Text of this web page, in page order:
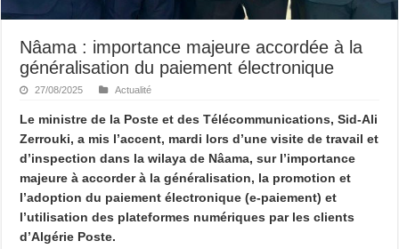
Nâama : importance majeure accordée à la
généralisation du paiement électronique
27/08/2025 Actualité
Le ministre de la Poste et des Télécommunications, Sid-Ali
Zerrouki, a mis l’accent, mardi lors d’une visite de travail et
d’inspection dans la wilaya de Nâama, sur l’importance
majeure à accorder à la généralisation, la promotion et
l’adoption du paiement électronique (e-paiement) et
l’utilisation des plateformes numériques par les clients
d’Algérie Poste.